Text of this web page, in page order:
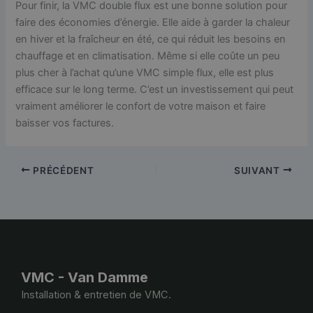
Pour finir, la VMC double flux est une bonne solution pour
faire des économies d’énergie. Elle aide à garder la chaleur
en hiver et la fraîcheur en été, ce qui réduit les besoins en
chauffage et en climatisation. Même si elle coûte un peu
plus cher à l’achat qu’une VMC simple flux, elle est plus
efficace sur le long terme. C’est un investissement qui peut
vraiment améliorer le confort de votre maison et faire
baisser vos factures.
PRÉCÉDENT SUIVANT
VMC - Van Damme
Installation & entretien de VMC.